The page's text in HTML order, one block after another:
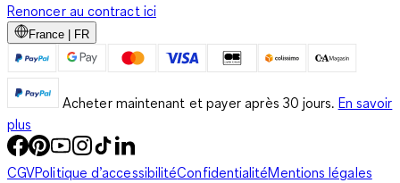
Renoncer au contract ici
France | FR
Acheter maintenant et payer après 30 jours. En savoir
plus
CGVPolitique d’accessibilitéConfidentialitéMentions légales